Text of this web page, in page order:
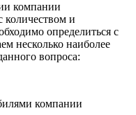
компании
количеством и
определиться с
несколько наиболее
вопроса:
компании